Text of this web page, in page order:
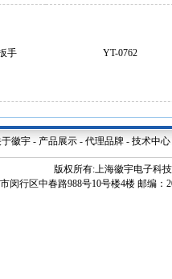
手 YT-0762
于徽宇- 产品展示- 代理品牌- 技术中心
版权所有:上海徽宇电子科
闵行区中春路988号10号楼4楼 邮编：